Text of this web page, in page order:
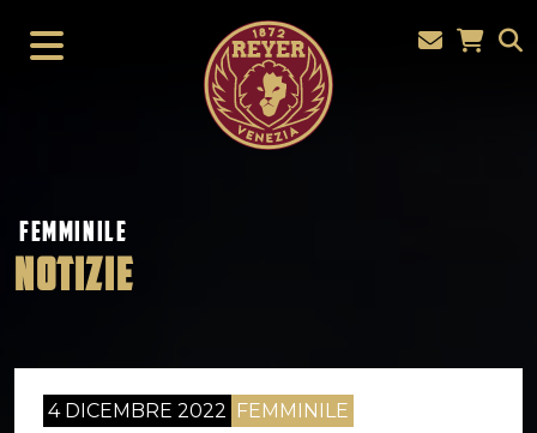
FEMMINILE
NOTIZIE
4 DICEMBRE 2022 FEMMINILE